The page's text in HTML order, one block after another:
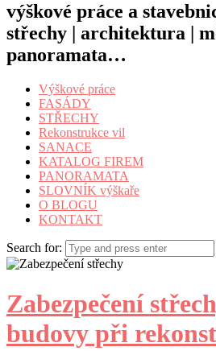
výškové práce a
střechy | architektura |
panoramata…
Výškové práce
FASÁDY
STŘECHY
Rekonstrukce vil
SANACE
KATALOG FIREM
PANORAMATA
SLOVNÍK výškaře
O BLOGU
KONTAKT
Search for:
Zabezpečení
budovy při